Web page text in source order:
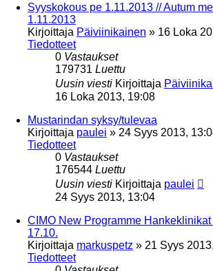
Syyskokous pe 1.11.2013 // Autum
1.11.2013
Kirjoittaja Päiviinikainen » 16 Loka
Tiedotteet
0 Vastaukset
179731 Luettu
Uusin viesti Kirjoittaja
16 Loka 2013, 19:08
Mustarindan syksy/tulevaa
Kirjoittaja paulei » 24 Syys 2013,
Tiedotteet
0 Vastaukset
176544 Luettu
Uusin viesti Kirjoittaja paulei
24 Syys 2013, 13:04
CIMO New Programme
17.10.
Kirjoittaja markuspetz » 21 Syys
Tiedotteet